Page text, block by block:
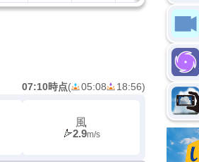
07:10時点( 05:08 18:56)
風
2.9m/s